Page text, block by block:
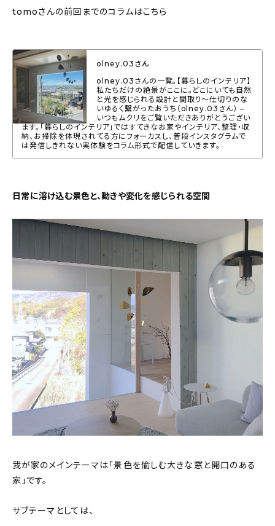
About
会社概要
プライバシーポリシー
お問い合わせ
tomoさんの前回までのコラムはこちら
olney.03さん
olney.03さんの一覧。【暮らしのインテリア】
私たちだけの絶景がここに。どこにいても自然
と光を感じられる設計と間取り〜仕切りのな
いゆるく繋がったおうち（olney.03さん） –
いつもムクリをご覧いただきありがとうござい
ます。「暮らしのインテリア」ではすてきなお家やインテリア、整理・収
納、お掃除を体現されてる方にフォーカスし、普段インスタグラムで
は発信しきれない実体験をコラム形式で配信していきます。
日常に溶け込む景色と、動きや変化を感じられる空間
我が家のメインテーマは「景色を愉しむ大きな窓と開口のある
家」です。
サブテーマとしては、